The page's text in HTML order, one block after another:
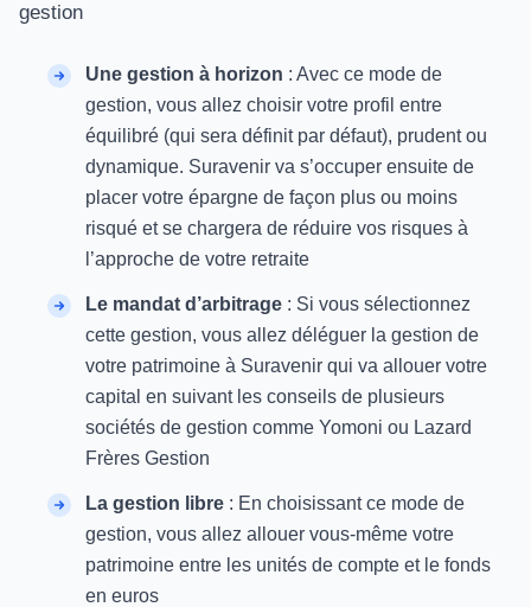
gestion
Une gestion à horizon : Avec ce mode de
gestion, vous allez choisir votre profil entre
équilibré (qui sera définit par défaut), prudent ou
dynamique. Suravenir va s’occuper ensuite de
placer votre épargne de façon plus ou moins
risqué et se chargera de réduire vos risques à
l’approche de votre retraite
Le mandat d’arbitrage : Si vous sélectionnez
cette gestion, vous allez déléguer la gestion de
votre patrimoine à Suravenir qui va allouer votre
capital en suivant les conseils de plusieurs
sociétés de gestion comme Yomoni ou Lazard
Frères Gestion
La gestion libre : En choisissant ce mode de
gestion, vous allez allouer vous-même votre
patrimoine entre les unités de compte et le fonds
en euros